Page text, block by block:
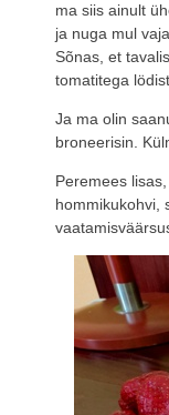
ma siis ainult
ja nuga mul
Sõnas, et
tomatitega
Ja ma olin
broneerisin.
Peremees
hommikukohvi,